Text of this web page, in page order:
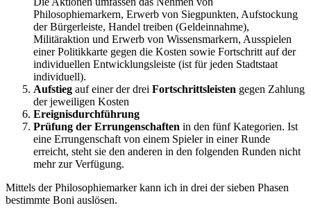
Philosophiemarkern, Erwerb von Siegpunkten, Aufstockung
der Bürgerleiste, Handel treiben (Geldeinnahme),
Militäraktion und Erwerb von Wissensmarkern, Ausspielen
einer Politikkarte gegen die Kosten sowie Fortschritt auf der
individuellen Entwicklungsleiste (ist für jeden Stadtstaat
individuell).
Aufstieg auf einer der drei Fortschrittsleisten gegen Zahlung
der jeweiligen Kosten
Ereignisdurchführung
Prüfung der Errungenschaften in den fünf Kategorien. Ist
eine Errungenschaft von einem Spieler in einer Runde
erreicht, steht sie den anderen in den folgenden Runden nicht
mehr zur Verfügung.
Mittels der Philosophiemarker kann ich in drei der sieben Phasen
bestimmte Boni auslösen.